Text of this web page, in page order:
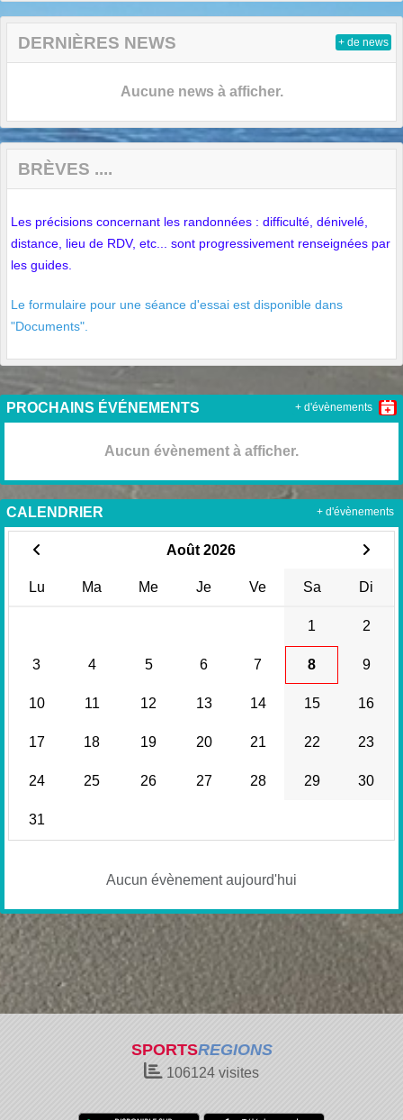
DERNIÈRES NEWS
Aucune news à afficher.
+ de news
BRÈVES ....
Les précisions concernant les randonnées : difficulté, dénivelé,
distance, lieu de RDV, etc... sont progressivement renseignées par
les guides.
Le formulaire pour une séance d'essai est disponible dans
"Documents".
PROCHAINS ÉVÉNEMENTS
Aucun évènement à afficher.
+ d'évènements
CALENDRIER
Août 2026
Lu Ma Me Je Ve Sa Di
1 2
3 4 5 6 7 8 9
10 11 12 13 14 15 16
17 18 19 20 21 22 23
24 25 26 27 28 29 30
31
Aucun évènement aujourd'hui
+ d'évènements
SPORTSREGIONS
106124 visites